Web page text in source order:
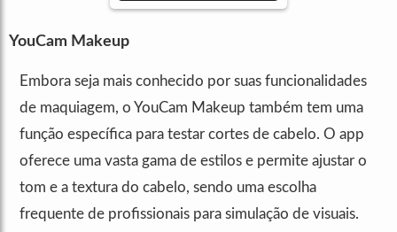
YouCam Makeup
Embora seja mais conhecido por suas funcionalidades
de maquiagem, o YouCam Makeup também tem uma
função específica para testar cortes de cabelo. O app
oferece uma vasta gama de estilos e permite ajustar o
tom e a textura do cabelo, sendo uma escolha
frequente de profissionais para simulação de visuais.